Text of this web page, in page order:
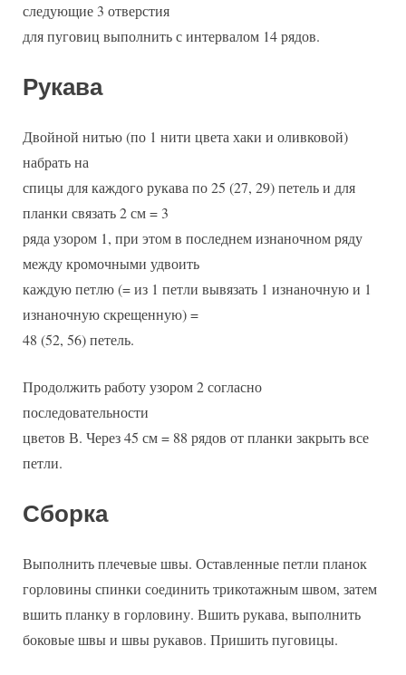
следующие 3 отверстия
для пуговиц выполнить с интервалом 14 рядов.
Рукава
Двойной нитью (по 1 нити цвета хаки и оливковой)
набрать на
спицы для каждого рукава по 25 (27, 29) петель и для
планки связать 2 см = 3
ряда узором 1, при этом в последнем изнаночном ряду
между кромочными удвоить
каждую петлю (= из 1 петли вывязать 1 изнаночную и 1
изнаночную скрещенную) =
48 (52, 56) петель.
Продолжить работу узором 2 согласно
последовательности
цветов В. Через 45 см = 88 рядов от планки закрыть все
петли.
Сборка
Выполнить плечевые швы. Оставленные петли планок
горловины спинки соединить трикотажным швом, затем
вшить планку в горловину. Вшить рукава, выполнить
боковые швы и швы рукавов. Пришить пуговицы.